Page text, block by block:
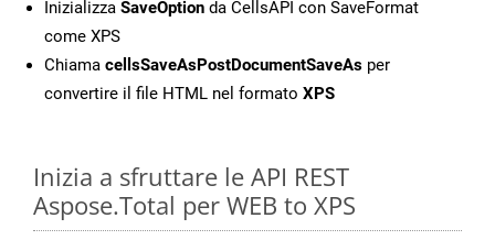
Inizializza SaveOption da CellsAPI con SaveFormat
come XPS
Chiama cellsSaveAsPostDocumentSaveAs per
convertire il file HTML nel formato XPS
Inizia a sfruttare le API REST
Aspose.Total per WEB to XPS